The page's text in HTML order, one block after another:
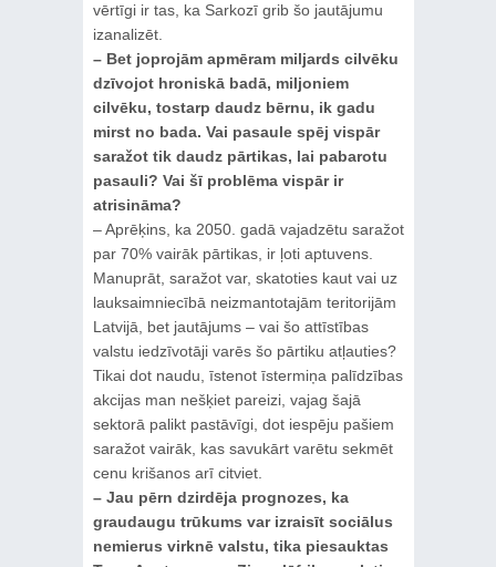
vērtīgi ir tas, ka Sarkozī grib šo jautājumu
izanalizēt.
– Bet joprojām apmēram miljards cilvēku
dzīvojot hroniskā badā, miljoniem
cilvēku, tostarp daudz bērnu, ik gadu
mirst no bada. Vai pasaule spēj vispār
saražot tik daudz pārtikas, lai pabarotu
pasauli? Vai šī problēma vispār ir
atrisināma?
– Aprēķins, ka 2050. gadā vajadzētu saražot
par 70% vairāk pārtikas, ir ļoti aptuvens.
Manuprāt, saražot var, skatoties kaut vai uz
lauksaimniecībā neizmantotajām teritorijām
Latvijā, bet jautājums – vai šo attīstības
valstu iedzīvotāji varēs šo pārtiku atļauties?
Tikai dot naudu, īstenot īstermiņa palīdzības
akcijas man nešķiet pareizi, vajag šajā
sektorā palikt pastāvīgi, dot iespēju pašiem
saražot vairāk, kas savukārt varētu sekmēt
cenu krišanos arī citviet.
– Jau pērn dzirdēja prognozes, ka
graudaugu trūkums var izraisīt sociālus
nemierus virknē valstu, tika piesauktas